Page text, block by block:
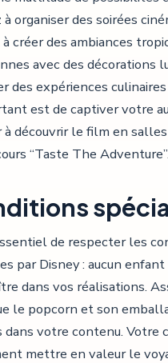
à organiser des soirées
à créer des ambiances
avec des décorations
des expériences
est de captiver votre
découvrir le film en
“Taste The Adventure”.
de respecter les
par Disney : aucun
dans vos réalisations.
le popcorn et son
dans votre contenu. Votre
mettre en valeur le